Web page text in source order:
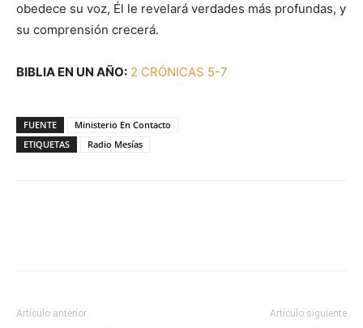
obedece su voz, Él le revelará verdades más profundas, y
su comprensión crecerá.
BIBLIA EN UN AÑO: 2 CRÓNICAS 5-7
FUENTE
Ministerio En Contacto
ETIQUETAS
Radio Mesías
Artículo anterior Artículo siguiente